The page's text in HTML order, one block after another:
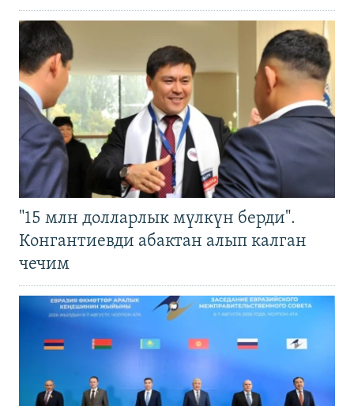
"15 млн долларлык мүлкүн берди".
Конгантиевди абактан алып калган
чечим